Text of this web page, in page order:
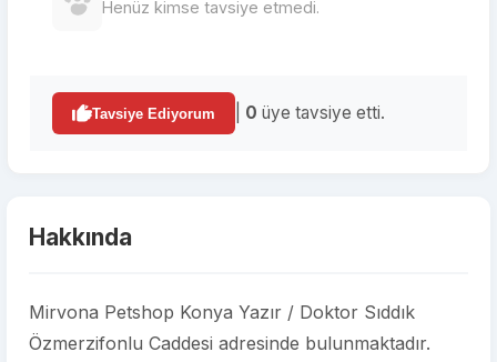
Henüz kimse tavsiye etmedi.
Tavsiye Ediyorum 0 üye tavsiye etti.
Hakkında
Mirvona Petshop Konya Yazır / Doktor Sıddık
Özmerzifonlu Caddesi adresinde bulunmaktadır.